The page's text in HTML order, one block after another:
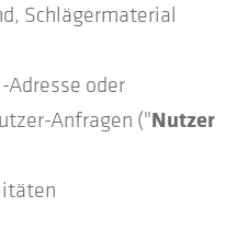
Schlägermaterial
oder
Anfragen ("Nutzer